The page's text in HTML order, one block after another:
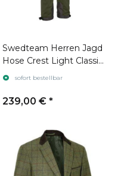
Swedteam Herren Jagd
Hose Crest Light Classic
Olive Green
sofort bestellbar
239,00 € *